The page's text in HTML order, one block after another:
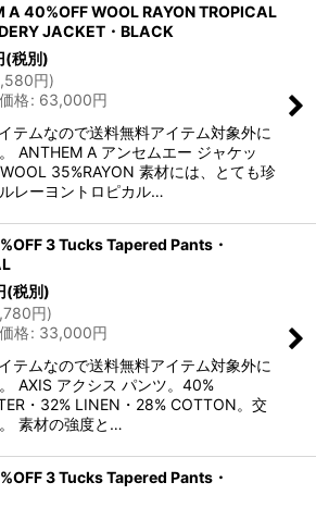
A 40%OFF WOOL RAYON TROPICAL
JACKET・BLACK
(税別)
円)
格: 63,000円
テムなので送料無料アイテム対象外に
ANTHEM A アンセムエー ジャケッ
35%RAYON 素材には、とても珍
レーヨントロピカル…
3 Tucks Tapered Pants・
(税別)
円)
格: 33,000円
テムなので送料無料アイテム対象外に
AXIS アクシス パンツ。40%
・32% LINEN・28% COTTON。交
素材の強度と…
3 Tucks Tapered Pants・